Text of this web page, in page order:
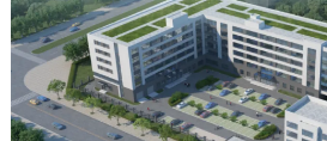
新闻中心
技术论坛